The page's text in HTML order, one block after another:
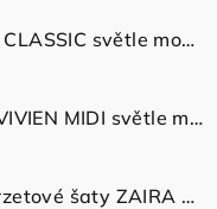
Šaty SARAH CLASSIC světle modré
Vázací šaty VIVIEN MIDI světle modré shine
Saténové korzetové šaty ZAIRA MIDI s ramínky sage green